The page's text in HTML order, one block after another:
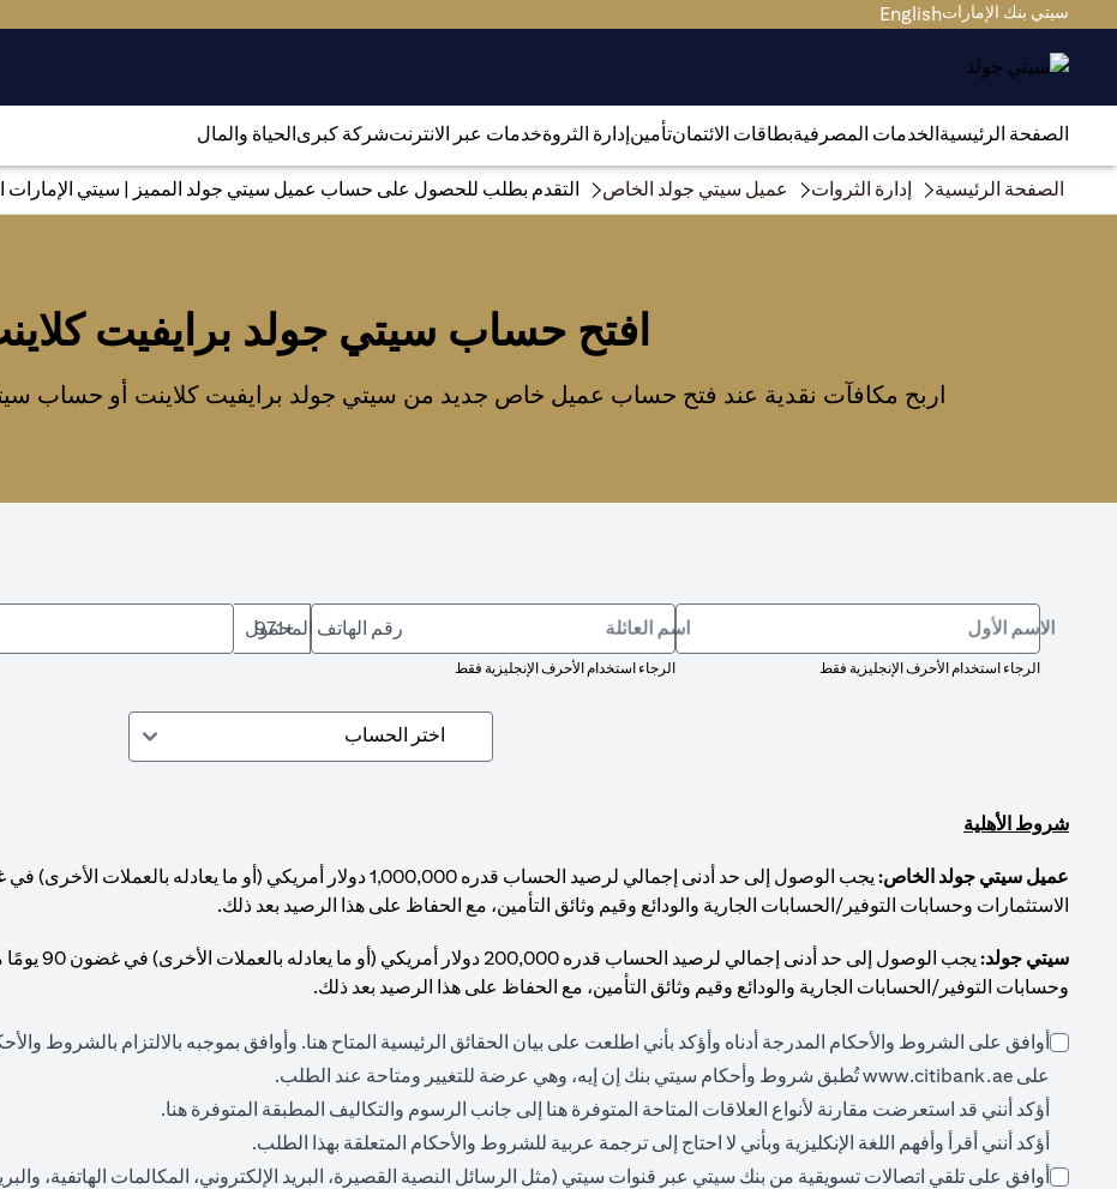
سيتي بنك الإماراتEnglish
الصفحة الرئيسيةالخدمات المصرفيةبطاقات الائتمانتأمينإدارة الثروةخدمات عبر الانترنتشركة كبرىالحياة والمال
الصفحة الرئيسية إدارة الثروات عميل سيتي جولد الخاص التقدم بطلب للحصول على حساب عميل سيتي جولد المميز | سيتي الإمارات
افتح حساب سيتي جولد برايفيت
اربح مكافآت نقدية عند فتح حساب عميل خاص جديد من سيتي جولد برايفيت كلاينت أو حساب سيتي
الرجاء استخدام الأحرف الإنجليزية فقط
الاسم الأول
الرجاء استخدام الأحرف الإنجليزية فقط
اسم العائلة +971
رقم الهاتف المحمول
شروط الأهلية
عميل سيتي جولد الخاص:
الاستثمارات وحسابات التوفير/الحسابات الجارية والودائع وقيم وثائق التأمين، مع الحفاظ على هذا الرصيد بعد ذلك.
سيتي جولد:
يجب الوصول
وحسابات التوفير/الحسابات الجارية والودائع وقيم وثائق التأمين، مع الحفاظ على هذا الرصيد بعد ذلك.
أوافق على الشروط والأحكام المدرجة أدناه وأؤكد بأني اطلعت على بيان الحقائق الرئيسية المتاح هنا(opens in a new tab). وأوافق بموجبه بالالتزام بالشروط
على www.citibank.ae
(opens in a new tab)تُطبق شروط وأحكام سيتي بنك إن إيه، وهي عرضة للتغيير ومتاحة عند الطلب.
أؤكد أنني قد استعرضت مقارنة لأنواع العلاقات المتاحة المتوفرة هنا إلى جانب الرسوم والتكاليف المطبقة المتوفرة هنا(opens in a new tab).
أؤكد أنني أقرأ وأفهم اللغة الإنكليزية وبأني لا احتاج إلى ترجمة عربية للشروط والأحكام المتعلقة بهذا الطلب.
أوافق على تلقي اتصالات تسويقية من بنك سيتي عبر قنوات سيتي (مثل الرسائل النصية القصيرة، البريد الإلكتروني، المكالمات الهاتفية،